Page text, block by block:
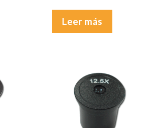
Leer más